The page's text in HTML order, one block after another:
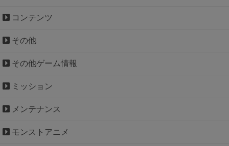
コンテンツ
その他
その他ゲーム情報
ミッション
メンテナンス
モンストアニメ